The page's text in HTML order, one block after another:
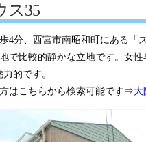
ス35
4分、西宮市南昭和町にある
で比較的静かな立地です。女
的です。
はこちらから検索可能です⇒大